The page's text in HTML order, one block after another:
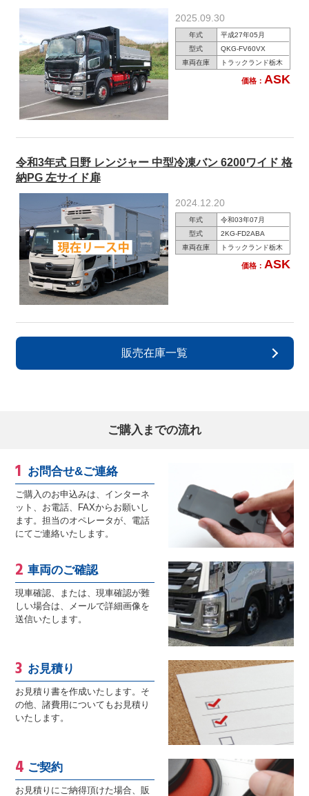
230cm 2デフ 380馬力 ★楽のりパック施工済み！★
2025.09.30
年式
平成27年05月
型式
QKG-FV60VX
車両在庫
トラックランド栃木
価格： ASK
令和3年式 日野 レンジャー 中型冷凍バン 6200ワイド 格
納PG 左サイド扉
2024.12.20
年式
令和03年07月
型式
2KG-FD2ABA
車両在庫
トラックランド栃木
価格： ASK
販売在庫一覧
ご購入までの流れ
お問合せ&ご連絡
ご購入のお申込みは、インターネ
ット、お電話、FAXからお願いし
ます。担当のオペレータが、電話
にてご連絡いたします。
車両のご確認
現車確認、または、現車確認が難
しい場合は、メールで詳細画像を
送信いたします。
お見積り
お見積り書を作成いたします。そ
の他、諸費用についてもお見積り
いたします。
ご契約
お見積りにご納得頂けた場合、販